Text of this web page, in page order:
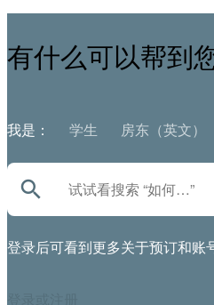
有什么可以帮到
我是： 学生 房东（英文）
search
登录后可看到更多关于预订和账